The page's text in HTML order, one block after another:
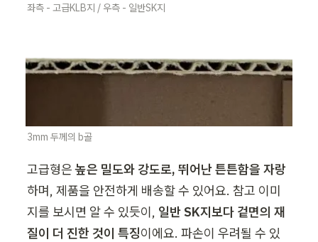
좌측 - 고급KLB지 / 우측 - 일반SK지
3mm 두께의 b골
고급형은 높은 밀도와 강도로, 뛰어난 튼튼함을 자랑
하며, 제품을 안전하게 배송할 수 있어요. 참고 이미
지를 보시면 알 수 있듯이, 일반 SK지보다 겉면의 재
질이 더 진한 것이 특징이에요. 파손이 우려될 수 있